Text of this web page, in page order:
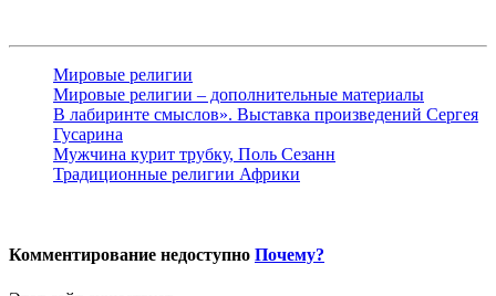
Мировые религии
Мировые религии – дополнительные материалы
В лабиринте смыслов». Выставка произведений Сергея
Гусарина
Мужчина курит трубку, Поль Сезанн
Традиционные религии Африки
Комментирование недоступно Почему?